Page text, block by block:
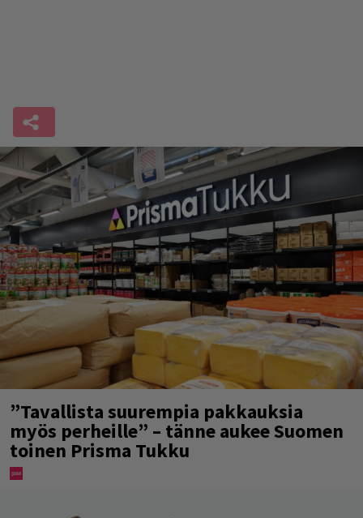
”Tavallista suurempia pakkauksia
myös perheille” – tänne aukee Suomen
toinen Prisma Tukku